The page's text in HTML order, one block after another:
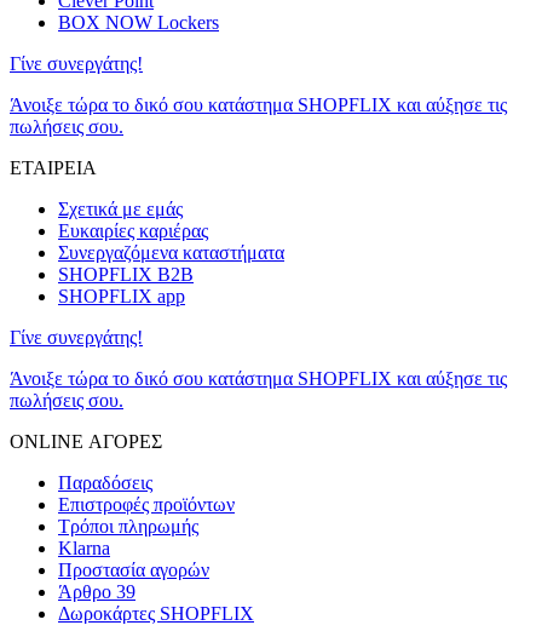
BOX NOW Lockers
Γίνε συνεργάτης!
Άνοιξε τώρα το δικό σου κατάστημα SHOPFLIX και αύξησε τις
πωλήσεις σου.
ΕΤΑΙΡΕΙΑ
Σχετικά με εμάς
Ευκαιρίες καριέρας
Συνεργαζόμενα καταστήματα
SHOPFLIX B2B
SHOPFLIX app
Γίνε συνεργάτης!
Άνοιξε τώρα το δικό σου κατάστημα SHOPFLIX και αύξησε τις
πωλήσεις σου.
ONLINE ΑΓΟΡΕΣ
Παραδόσεις
Επιστροφές προϊόντων
Τρόποι πληρωμής
Klarna
Προστασία αγορών
Άρθρο 39
Δωροκάρτες SHOPFLIX